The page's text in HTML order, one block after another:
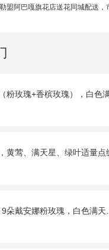
盟阿巴嘎旗花店送花同城配送，
玫瑰+香槟玫瑰），白色满天星环
黄莺、满天星、绿叶适量点
娜粉玫瑰，白色满天星丰满间插，尤加利搭配